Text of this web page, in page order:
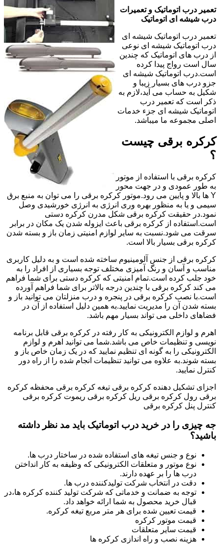
تعمیر درب اتوماتیک و تعمیرات
درب شیشه ای اتوماتیک
تعمیر درب اتوماتیک شیشه ای
درب اتوماتیک شیشه ای نوعی
از درب های اتوماتیک که چندین
سال است رواج پیدا کرده
است.درب اتوماتیک شیشه ای
جزو درب های بسیار زیبا و
شکیل به حساب می آید،لازم به
ذکر است که تعمیر درب
اتوماتیک شیشه ای جزء خدمات
اصلی مجموعه ما میباشد.
کرکره برقی چیست
؟
کرکره برقی با استفاده از موتور
به طور عمودی و در جهت محور
Y ها بالا و پایین می رود.موتور کرکره برقی را می توان به منبع برق
سیمی و یا به منظور بهره وری انرژی به انرژی خورشیدی وصل
نمود.در حقیقت کرکره برقی شکل مدرن کرکره دستی
است.استفاده از کرکره برقی باعث ایزوله شدن یک مکان در برابر
سرقت می شود.نسبت به سایر لوازم امنیتی زمان باز و بسته شدن
کرکره برقی بسیار بالا است.
کرکره برقی از جنس آلومینیوم ساخته شده است و به دلیل کاربری
مناسب و آسان و رنگ آمیزی مختلف توجه بسیاری از افراد را به
خود جلب کرده است.تمام امنیتی که کرکره دستی برای شما فراهم
می کند کرکره برقی با چندین درجه بالاتر برای شما فراهم آورده
است.با نصب کرکره برقی در پنجره و درب منزلتان می توانید باز و
بسته شدن آن را مدیریت نمایید.به همین دلیل استفاده از آن در
فضاهای داخلی می تواند بسیار مهم باشد.
اهرم و لوازم الکترونیکی به کار رفته در کرکره برقی قابل برنامه
نویسی و تنظیمات خاص می باشد.شما می توانید اهرم و لوازم
الکترونیکی را به گونه ای تنظیم نمایید که در یک زمان خاص باز و
بسته شوند.به علاوه می توانید تنظیمات انجام شده را از راه دور
کنترل نمایید.
اجزای تشکیل دهنده کرکره برقی تیغه کرکره برقی محفظه کرکره
برقی رول کرکره برقی ریل کرکره برقی ریموت کرکره برقی
کنترل پنل کرکره برقی
جه چیزی را در خرید درب اتوماتیک باید مد نظر داشته
باشید؟
نوع و جنس تیغه های استفاده شده در ساختار درب ها.
نوع موتور و متعلقات الکترونیکی که وظیفه به کار انداختن
درب ها را بر عهده دارند.
دقت در انتخاب شرکت تولیدکننده درب ها.
توجه به ضمانت و خدماتی که شرکت تولید کننده کرکره ها،در
قبال خرید محصول به شما ارائه خواهد داد.
قیمت تعیین شده برای هر متر مربع تیغه کرکره.
قیمت موتور کرکره
قیمت سایر متعلقات
هزینه نصب و راه اندازی کرکره ها